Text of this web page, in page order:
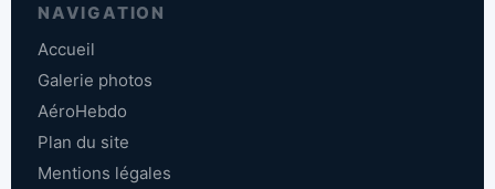
NAVIGATION
Accueil
Galerie photos
AéroHebdo
Plan du site
Mentions légales